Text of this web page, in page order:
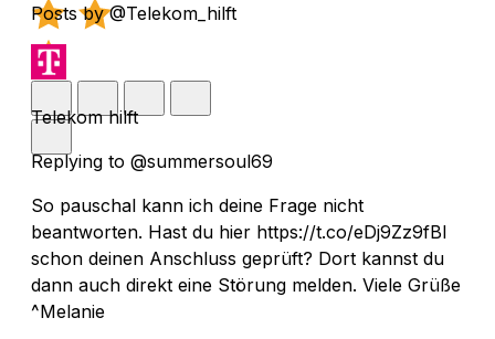
Posts by @Telekom_hilft
Telekom hilft
Replying to @summersoul69
So pauschal kann ich deine Frage nicht
beantworten. Hast du hier https://t.co/eDj9Zz9fBI
schon deinen Anschluss geprüft? Dort kannst du
dann auch direkt eine Störung melden. Viele Grüße
^Melanie